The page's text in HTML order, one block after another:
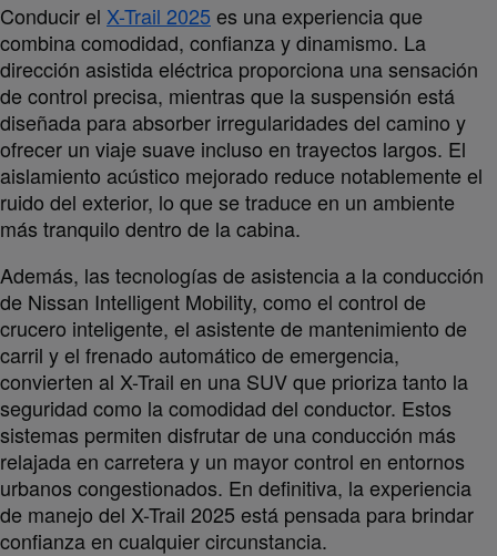
Conducir el X-Trail 2025 es una experiencia que
combina comodidad, confianza y dinamismo. La
dirección asistida eléctrica proporciona una sensación
de control precisa, mientras que la suspensión está
diseñada para absorber irregularidades del camino y
ofrecer un viaje suave incluso en trayectos largos. El
aislamiento acústico mejorado reduce notablemente el
ruido del exterior, lo que se traduce en un ambiente
más tranquilo dentro de la cabina.
Además, las tecnologías de asistencia a la conducción
de Nissan Intelligent Mobility, como el control de
crucero inteligente, el asistente de mantenimiento de
carril y el frenado automático de emergencia,
convierten al X-Trail en una SUV que prioriza tanto la
seguridad como la comodidad del conductor. Estos
sistemas permiten disfrutar de una conducción más
relajada en carretera y un mayor control en entornos
urbanos congestionados. En definitiva, la experiencia
de manejo del X-Trail 2025 está pensada para brindar
confianza en cualquier circunstancia.